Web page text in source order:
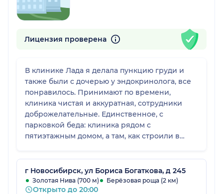
Лицензия проверена
В клинике Лада я делала пункцию груди и
также были с дочерью у эндокринолога, все
понравилось. Принимают по времени,
клиника чистая и аккуратная, сотрудники
доброжелательные. Единственное, с
парковкой беда: клиника рядом с
пятиэтажным домом, а там, как строили в
было. В целом клинику рекомендую, сама
пришла по рекомендации.
г Новосибирск, ул Бориса Богаткова, д 245
Золотая Нива (700 м) Берёзовая роща (2 км)
Открыто до 20:00